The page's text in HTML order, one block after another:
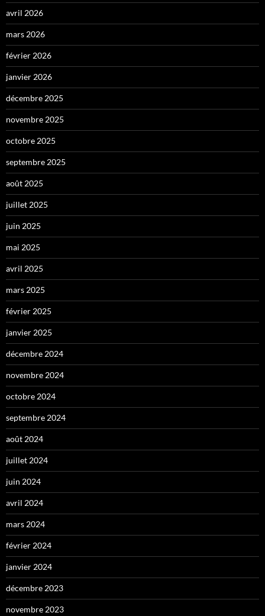
avril 2026
mars 2026
février 2026
janvier 2026
décembre 2025
novembre 2025
octobre 2025
septembre 2025
août 2025
juillet 2025
juin 2025
mai 2025
avril 2025
mars 2025
février 2025
janvier 2025
décembre 2024
novembre 2024
octobre 2024
septembre 2024
août 2024
juillet 2024
juin 2024
avril 2024
mars 2024
février 2024
janvier 2024
décembre 2023
novembre 2023